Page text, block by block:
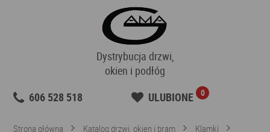
Dystrybucja drzwi,
okien i podłóg
606 528 518
ULUBIONE 0
Strona główna Katalog drzwi, okien i bram
Klamki